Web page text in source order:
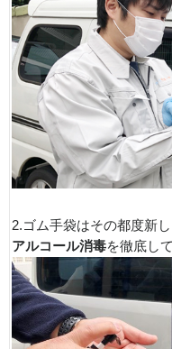
2.ゴム手袋はその都度新
アルコール消毒を徹底し